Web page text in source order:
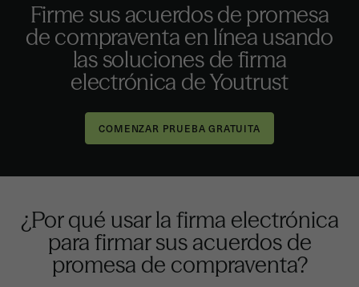
Firme sus acuerdos de promesa
de compraventa en línea usando
las soluciones de firma
electrónica de Youtrust
¿Por qué usar la firma electrónica
para firmar sus acuerdos de
promesa de compraventa?